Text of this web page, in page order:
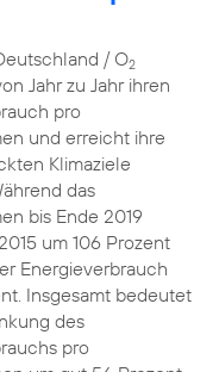
/ O2
Jahr zu Jahr ihren
pro
und erreicht ihre
Klimaziele
das
bis Ende 2019
um 106 Prozent
Energieverbrauch
Insgesamt bedeutet
des
pro